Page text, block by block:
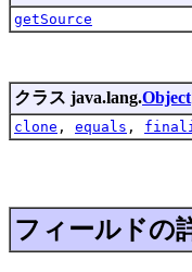
getSource
クラス java.lang.Object
clone , equals ,
フィールドの